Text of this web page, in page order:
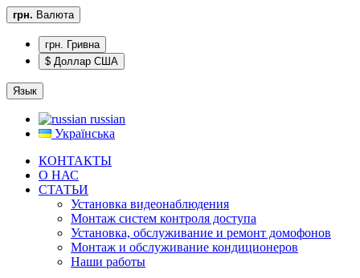
грн. Валюта
грн. Гривна
$ Доллар США
Язык
russian
Українська
КОНТАКТЫ
О НАС
CТАТЬИ
Установка видеонаблюдения
Монтаж систем контроля доступа
Установка, обслуживание и ремонт домофонов
Монтаж и обслуживание кондиционеров
Наши работы